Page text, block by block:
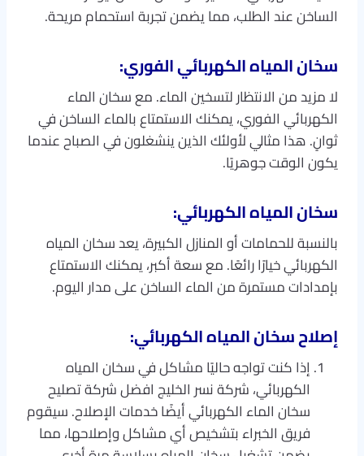
الساخن عند الطلب، مما يضمن تجربة استحمام مريحة.
سخان المياه الكهربائي الفوري:
لا مزيد من الانتظار لتسخين الماء. مع سخان الماء
الكهربائي الفوري، يمكنك الاستمتاع بالماء الساخن في
ثوانٍ. هذا مثالي لأولئك الذين ينشغلون في الصباح عندما
يكون الوقت جوهريًا.
سخان المياه الكهربائي:
بالنسبة للحمامات أو المنازل الكبيرة، يعد سخان المياه
الكهربائي خيارًا رائعًا. مع سعة أكبر، يمكنك الاستمتاع
بإمدادات مستمرة من الماء الساخن على مدار اليوم.
إصلاح سخان المياه الكهربائي:
إذا كنت تواجه حاليًا مشاكل في سخان المياه
الكهربائي، شركة نسر الخليج افضل شركة تصليح
سخان الماء الكهربائي أيضًا خدمات الإصلاح. سيقوم
فريق الخبراء بتشخيص أي مشاكل وإصلاحها، مما